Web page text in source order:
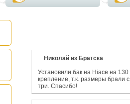
Николай из Братска
Установили бак на Hiace на
крепление, т.к. размеры брали
три. Спасибо!